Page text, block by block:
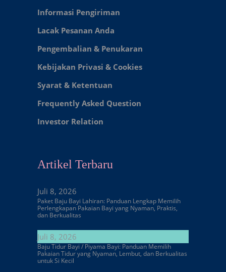
Informasi Pengiriman
Lacak Pesanan Anda
Pengembalian & Penukaran
Kebijakan Privasi & Cookies
Syarat & Ketentuan
Frequently Asked Question
Investor Relation
Artikel Terbaru
Juli 8, 2026
Paket Baju Bayi Lahiran: Panduan Lengkap Memilih
Perlengkapan Pakaian Bayi yang Nyaman, Praktis,
dan Berkualitas
Juli 8, 2026
Baju Tidur Bayi / Piyama Bayi: Panduan Memilih
Pakaian Tidur yang Nyaman, Lembut, dan Berkualitas
untuk Si Kecil